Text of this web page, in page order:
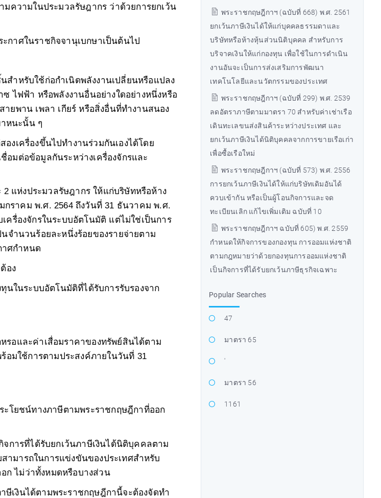
พระราชกฤษฎีกาฯ (ฉบับที่ 668) พ.ศ. 2561
ยกเว้นภาษีเงินได้ให้แก่บุคคลธรรมดาและ
บริษัทหรือห้างหุ้นส่วนนิติบุคคล สำหรับการ
บริจาคเงินให้แก่กองทุน เพื่อใช้ในการดำเนิน
งานอันจะเป็นการส่งเสริมการพัฒนา
เทคโนโลยีและนวัตกรรมของประเทศ
พระราชกฤษฎีกาฯ (ฉบับที่ 299) พ.ศ. 2539
ลดอัตราภาษีตามมาตรา 70 สำหรับค่าเช่าเรือ
เดินทะเลขนส่งสินค้าระหว่างประเทศ และ
ยกเว้นภาษีเงินได้นิติบุคคลจากการขายเรือเก่า
เพื่อซื้อเรือใหม่
พระราชกฤษฎีกาฯ (ฉบับที่ 573) พ.ศ. 2556
การยกเว้นภาษีเงินได้ให้แก่บริษัทเดิมอันได้
ควบเข้ากัน หรือเป็นผู้โอนกิจการและจด
ทะเบียนเลิก แก้ไขเพิ่มเติม ฉบับที่ 10
พระราชกฤษฎีกาฯ ฉบับที่ 605) พ.ศ. 2559
กำหนดให้กิจการของกองทุน การออมแห่งชาติ
ตามกฎหมายว่าด้วยกองทุนการออมแห่งชาติ
เป็นกิจการที่ได้รับยกเว้นภาษีธุรกิจเฉพาะ
Popular Searches
47
มาตรา 65
'
มาตรา 56
1161
มความในประมวลรัษฎากร ว่าด้วยการยกเว้น
กาศในราชกิจจานุเบกษาเป็นต้นไป
สำหรับใช้ก่อกำเนิดพลังงานเปลี่ยนหรือแปลง
ไฟฟ้า หรือพลังงานอื่นอย่างใดอย่างหนึ่งหรือ
ยพาน เพลา เกียร์ หรือสิ่งอื่นที่ทำงานสนอง
หนะนั้น ๆ
งเครื่องขึ้นไปทำงานร่วมกันเองได้โดย
อมต่อข้อมูลกันระหว่างเครื่องจักรและ
แห่งประมวลรัษฎากร ให้แก่บริษัทหรือห้าง
กราคม พ.ศ. 2564 ถึงวันที่ 31 ธันวาคม พ.ศ.
ครื่องจักรในระบบอัตโนมัติ แต่ไม่ใช่เป็นการ
จำนวนร้อยละหนึ่งร้อยของรายจ่ายตาม
าศกำหนด
อง
นในระบบอัตโนมัติที่ได้รับการรับรองจาก
รอและค่าเสื่อมราคาของทรัพย์สินได้ตาม
อมใช้การตามประสงค์ภายในวันที่ 31
ะโยชน์ทางภาษีตามพระราชกฤษฎีกาที่ออก
จการที่ได้รับยกเว้นภาษีเงินได้นิติบุคคลตาม
ามารถในการแข่งขันของประเทศสำหรับ
ก ไม่ว่าทั้งหมดหรือบางส่วน
เงินได้ตามพระราชกฤษฎีกานี้จะต้องจัดทำ